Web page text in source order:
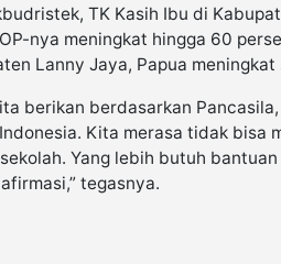
TK Kasih Ibu di
nya meningkat hingga 60
Lanny Jaya, Papua
berikan berdasarkan
Kita merasa tidak bisa
Yang lebih butuh
tegasnya.